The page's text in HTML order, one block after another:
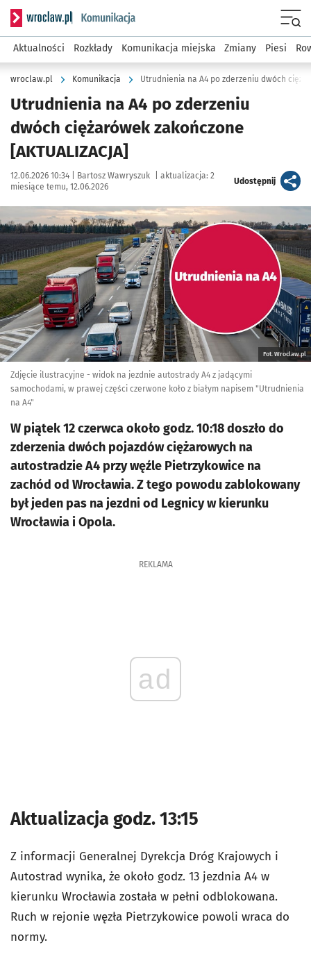
Serwis informacyjny wroclaw.pl podserwis: Komunikacja
Aktualności Rozkłady Komunikacja miejska Zmiany Piesi
wroclaw.pl Komunikacja Utrudnienia na A4 po zderzeniu dwóch
Utrudnienia na A4 po zderzeniu
dwóch ciężarówek zakończone
[AKTUALIZACJA]
Data publikacji:
12.06.2026 10:34 | Autor:
Bartosz Wawryszuk aktualizacja: 2
miesiące temu, 12.06.2026
Udostępnijartykuł
Kliknij, aby powiększyć
Fot. Wroclaw.pl
Zdjęcie ilustracyjne - widok na jezdnie autostrady A4 z jadącymi
samochodami, w prawej części czerwone koło z białym napisem "Utrudnienia
na A4"
W piątek 12 czerwca około godz. 10:18 doszło do
zderzenia dwóch pojazdów ciężarowych na
autostradzie A4 przy węźle Pietrzykowice na
zachód od Wrocławia. Z tego powodu zablokowany
był jeden pas na jezdni od Legnicy w kierunku
Wrocławia i Opola.
REKLAMA
ad
Aktualizacja godz. 13:15
Z informacji Generalnej Dyrekcja Dróg Krajowych i
Autostrad wynika, że około godz. 13 jezdnia A4 w
kierunku Wrocławia została w pełni odblokowana.
Ruch w rejonie węzła Pietrzykowice powoli wraca do
normy.